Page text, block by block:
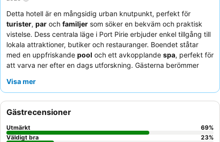
Detta hotell är en mångsidig urban knutpunkt, perfekt för
turister, par och familjer som söker en bekväm och praktisk
vistelse. Dess centrala läge i Port Pirie erbjuder enkel tillgång till
lokala attraktioner, butiker och restauranger. Boendet ståtar
med en uppfriskande pool och ett avkopplande spa, perfekt för
att varva ner efter en dags utforskning. Gästerna berömmer
restaurangen Angus & Co på plats får höga betyg för sina läckra
välkomstpaket. För en riktigt bekväm upplevelse, överväg att
boka en av de nyare enheterna eller stugorna för deras
moderna design och förbättrade bekvämligheter.
Visa mer
Gästrecensioner
Utmärkt 69%
Väldigt bra
23%